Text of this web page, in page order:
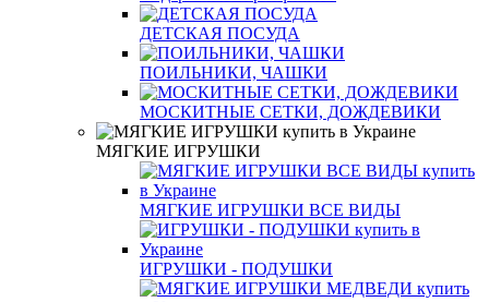
ДЕТСКАЯ ПОСУДА
ПОИЛЬНИКИ, ЧАШКИ
МОСКИТНЫЕ СЕТКИ, ДОЖДЕВИКИ
МЯГКИЕ ИГРУШКИ
МЯГКИЕ ИГРУШКИ ВСЕ ВИДЫ
ИГРУШКИ - ПОДУШКИ